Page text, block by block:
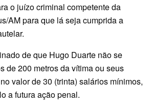
o juízo criminal competente da
AM para que lá seja cumprida a
de que Hugo Duarte não se
de 200 metros da vítima ou seus
valor de 30 (trinta) salários mínimos,
a futura ação penal.